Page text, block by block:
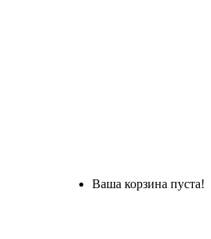
Ваша корзина пуста!